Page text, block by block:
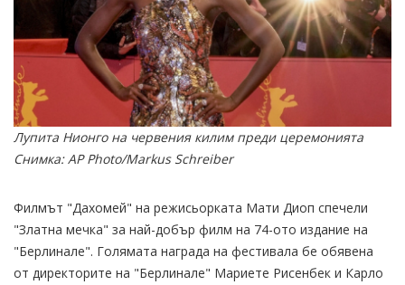
Лупита Нионго на червения килим преди церемонията
Снимка: AP Photo/Markus Schreiber
Филмът "Дахомей" на режисьорката Мати Диоп спечели
"Златна мечка" за най-добър филм на 74-ото издание на
"Берлинале". Голямата награда на фестивала бе обявена
от директорите на "Берлинале" Мариете Рисенбек и Карло